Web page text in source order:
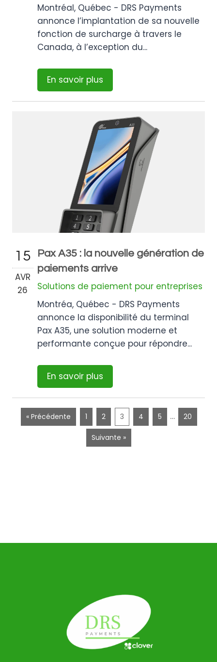
Montréal, Québec - DRS Payments
annonce l’implantation de sa nouvelle
fonction de surcharge à travers le
Canada, à l’exception du...
En savoir plus
15
AVR
26
Pax A35 : la nouvelle génération de
paiements arrive
Solutions de paiement pour entreprises
Montréa, Québec - DRS Payments
annonce la disponibilité du terminal
Pax A35, une solution moderne et
performante conçue pour répondre...
En savoir plus
« Précédente 1 2 3 4 5 … 20
Suivante »